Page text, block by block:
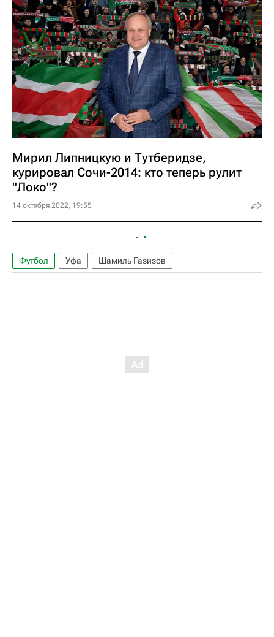
Мирил Липницкую и Тутберидзе,
курировал Сочи-2014: кто теперь рулит
"Локо"?
14 октября 2022, 19:55
Футбол Уфа Шамиль Газизов